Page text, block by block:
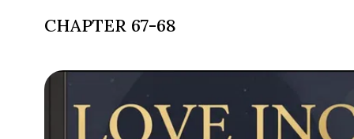
CHAPTER 67-68